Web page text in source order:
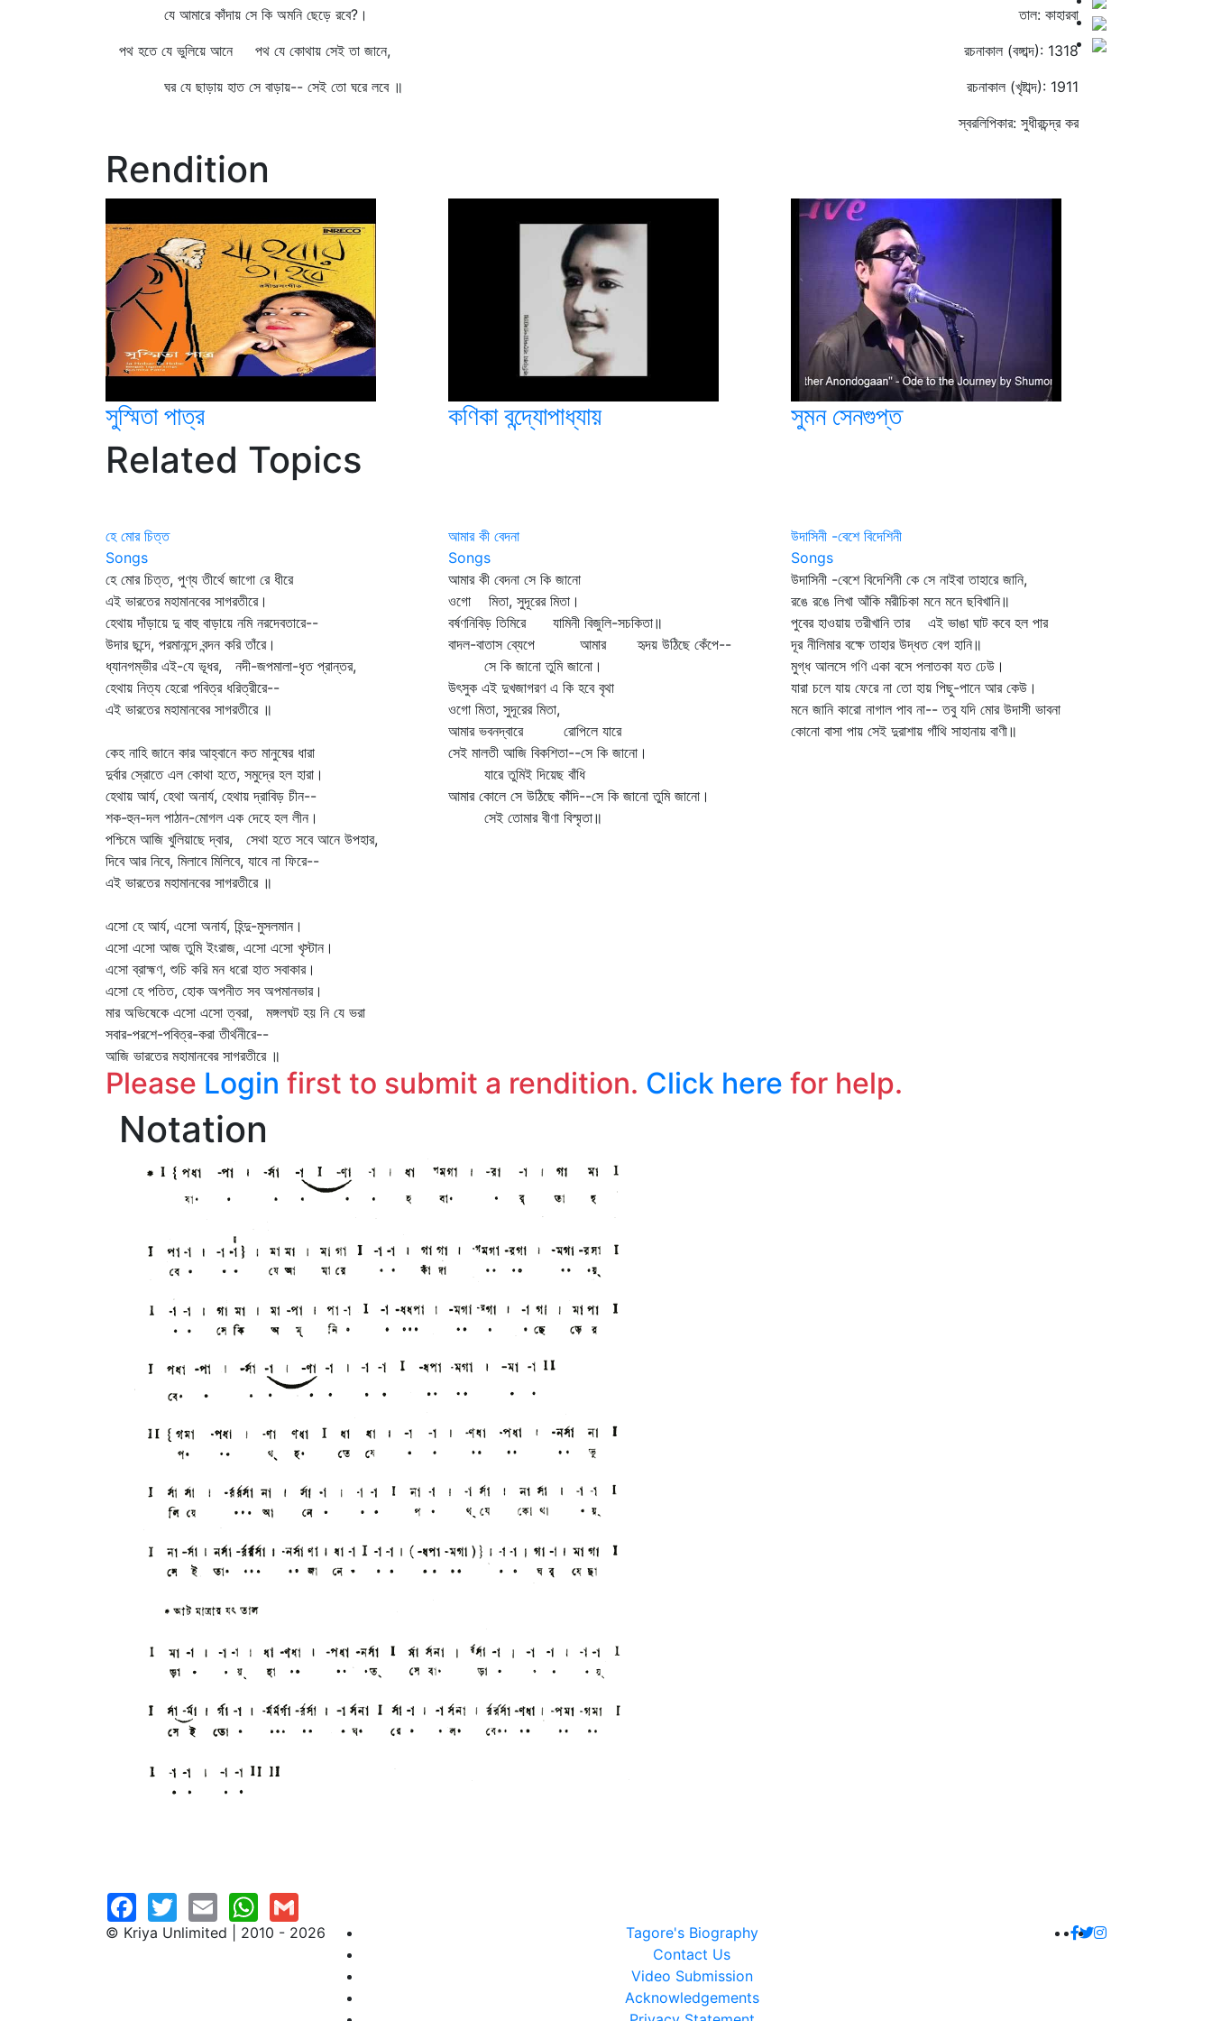
যে আমারে কাঁদায় সে কি অমনি ছেড়ে রবে?।
পথ হতে যে ভুলিয়ে আনে পথ যে কোথায় সেই তা জানে,
ঘর যে ছাড়ায় হাত সে বাড়ায়-- সেই তো ঘরে লবে ॥
তাল: কাহারবা
রচনাকাল (বঙ্গাব্দ): 1318
রচনাকাল (খৃষ্টাব্দ): 1911
স্বরলিপিকার: সুধীরচন্দ্র কর
Rendition
সুস্মিতা পাত্র কণিকা বন্দ্যোপাধ্যায় সুমন সেনগুপ্ত
Related Topics
হে মোর চিত্ত
Songs
হে মোর চিত্ত, পুণ্য তীর্থে জাগো রে ধীরে
এই ভারতের মহামানবের সাগরতীরে।
হেথায় দাঁড়ায়ে দু বাহু বাড়ায়ে নমি নরদেবতারে--
উদার ছন্দে, পরমানন্দে বন্দন করি তাঁরে।
ধ্যানগম্ভীর এই-যে ভূধর, নদী-জপমালা-ধৃত প্রান্তর,
হেথায় নিত্য হেরো পবিত্র ধরিত্রীরে--
এই ভারতের মহামানবের সাগরতীরে ॥
কেহ নাহি জানে কার আহ্বানে কত মানুষের ধারা
দুর্বার স্রোতে এল কোথা হতে, সমুদ্রে হল হারা।
হেথায় আর্য, হেথা অনার্য, হেথায় দ্রাবিড় চীন--
শক-হুন-দল পাঠান-মোগল এক দেহে হল লীন।
পশ্চিমে আজি খুলিয়াছে দ্বার, সেথা হতে সবে আনে উপহার,
দিবে আর নিবে, মিলাবে মিলিবে, যাবে না ফিরে--
এই ভারতের মহামানবের সাগরতীরে ॥
এসো হে আর্য, এসো অনার্য, হিন্দু-মুসলমান।
এসো এসো আজ তুমি ইংরাজ, এসো এসো খৃস্টান।
এসো ব্রাহ্মণ, শুচি করি মন ধরো হাত সবাকার।
এসো হে পতিত, হোক অপনীত সব অপমানভার।
মার অভিষেকে এসো এসো ত্বরা, মঙ্গলঘট হয় নি যে ভরা
সবার-পরশে-পবিত্র-করা তীর্থনীরে--
আজি ভারতের মহামানবের সাগরতীরে ॥
আমার কী বেদনা
Songs
আমার কী বেদনা সে কি জানো
ওগো মিতা, সুদূরের মিতা।
বর্ষণনিবিড় তিমিরে যামিনী বিজুলি-সচকিতা॥
বাদল-বাতাস ব্যেপে আমার হৃদয় উঠিছে কেঁপে--
সে কি জানো তুমি জানো।
উৎসুক এই দুখজাগরণ এ কি হবে বৃথা
ওগো মিতা, সুদূরের মিতা,
আমার ভবনদ্বারে রোপিলে যারে
সেই মালতী আজি বিকশিতা--সে কি জানো।
যারে তুমিই দিয়েছ বাঁধি
আমার কোলে সে উঠিছে কাঁদি--সে কি জানো তুমি জানো।
সেই তোমার বীণা বিস্মৃতা॥
উদাসিনী -বেশে বিদেশিনী
Songs
উদাসিনী -বেশে বিদেশিনী কে সে নাইবা তাহারে জানি,
রঙে রঙে লিখা আঁকি মরীচিকা মনে মনে ছবিখানি॥
পুবের হাওয়ায় তরীখানি তার এই ভাঙা ঘাট কবে হল পার
দূর নীলিমার বক্ষে তাহার উদ্ধত বেগ হানি॥
মুগ্ধ আলসে গণি একা বসে পলাতকা যত ঢেউ।
যারা চলে যায় ফেরে না তো হায় পিছু-পানে আর কেউ।
মনে জানি কারো নাগাল পাব না-- তবু যদি মোর উদাসী ভাবনা
কোনো বাসা পায় সেই দুরাশায় গাঁথি সাহানায় বাণী॥
Please Login first to submit a rendition. Click here for help.
Notation
© Kriya Unlimited | 2010 - 2026
Tagore's Biography
Contact Us
Video Submission
Acknowledgements